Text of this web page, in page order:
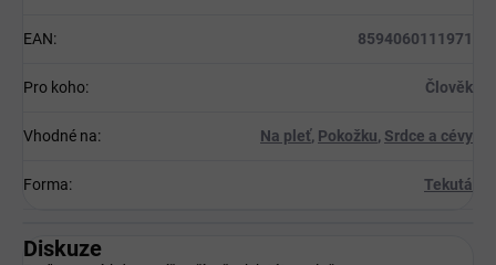
EAN: 8594060111971
Pro koho: Člověk
Vhodné na: Na pleť, Pokožku, Srdce a cévy
Forma: Tekutá
Diskuze